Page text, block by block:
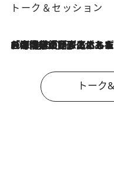
トーク＆セッション
2026.8.3
「今後値上げがあるとすれば…」「リスクがあるのは今年の冬」エネルギー専門家が語る、ホルムズ海峡封鎖が家庭にもたらす“ある心配”
トーク